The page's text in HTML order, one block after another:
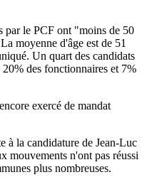
par le PCF ont "moins de 50
moyenne d'âge est de 51
Un quart des candidats
des fonctionnaires et 7%
exercé de mandat
à la candidature de Jean-Luc
mouvements n'ont pas réussi
plus nombreuses.